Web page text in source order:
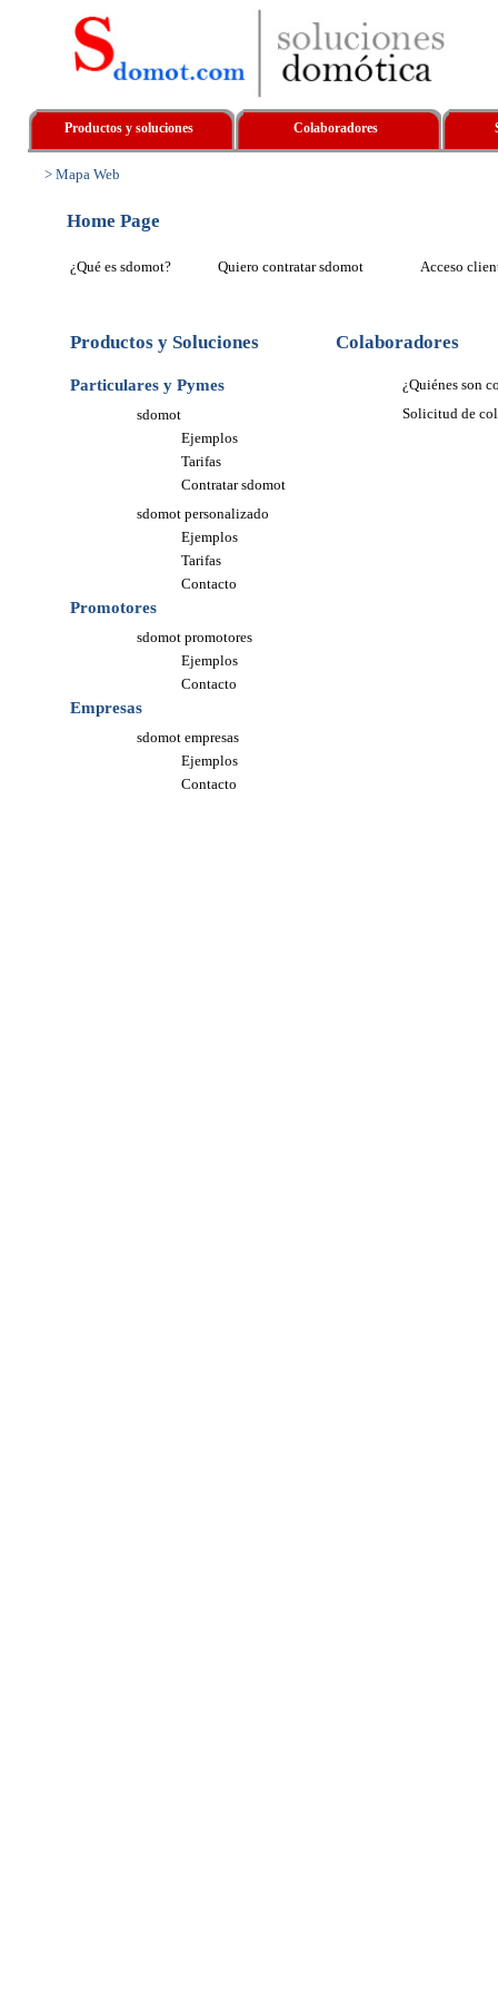
Productos y soluciones Colaboradores
> Mapa Web
Home Page
¿Qué es sdomot? Quiero contratar sdomot Acceso
Productos y Soluciones
Particulares y Pymes
sdomot
Ejemplos
Tarifas
Contratar sdomot
sdomot personalizado
Ejemplos
Tarifas
Contacto
Promotores
sdomot promotores
Ejemplos
Contacto
Empresas
sdomot empresas
Ejemplos
Contacto
Colaboradores
¿Quiénes son
Solicitud de